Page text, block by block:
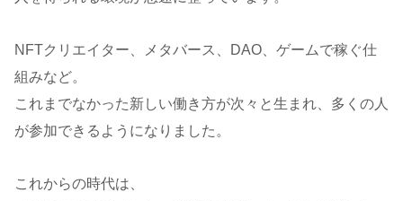
NFTクリエイター、メタバース、DAO、ゲームで稼ぐ仕
組みなど。
これまでなかった新しい働き方が次々と生まれ、多くの人
が参加できるようになりました。
これからの時代は、